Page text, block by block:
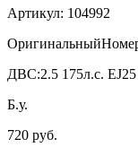
Артикул: 104992
ДВС:2.5 175л.с.
Б.у.
720 руб.